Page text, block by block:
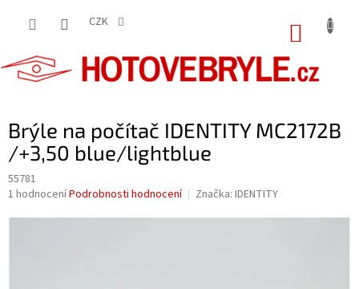
CZK
Brýle na počítač IDENTITY MC2172B
/+3,50 blue/lightblue
55781
Průměrné
1 hodnoceníPodrobnosti hodnocení Značka: IDENTITY